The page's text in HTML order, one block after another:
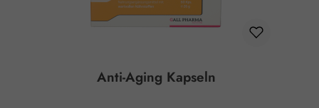
Anti-Aging Kapseln